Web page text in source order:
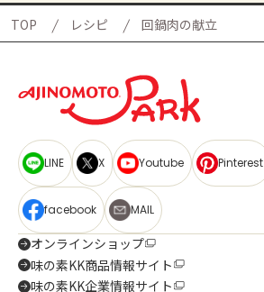
TOP レシピ 回鍋肉の献立
LINE X Youtube Pinterest
facebook MAIL
オンラインショップ
味の素KK商品情報サイト
味の素KK企業情報サイト